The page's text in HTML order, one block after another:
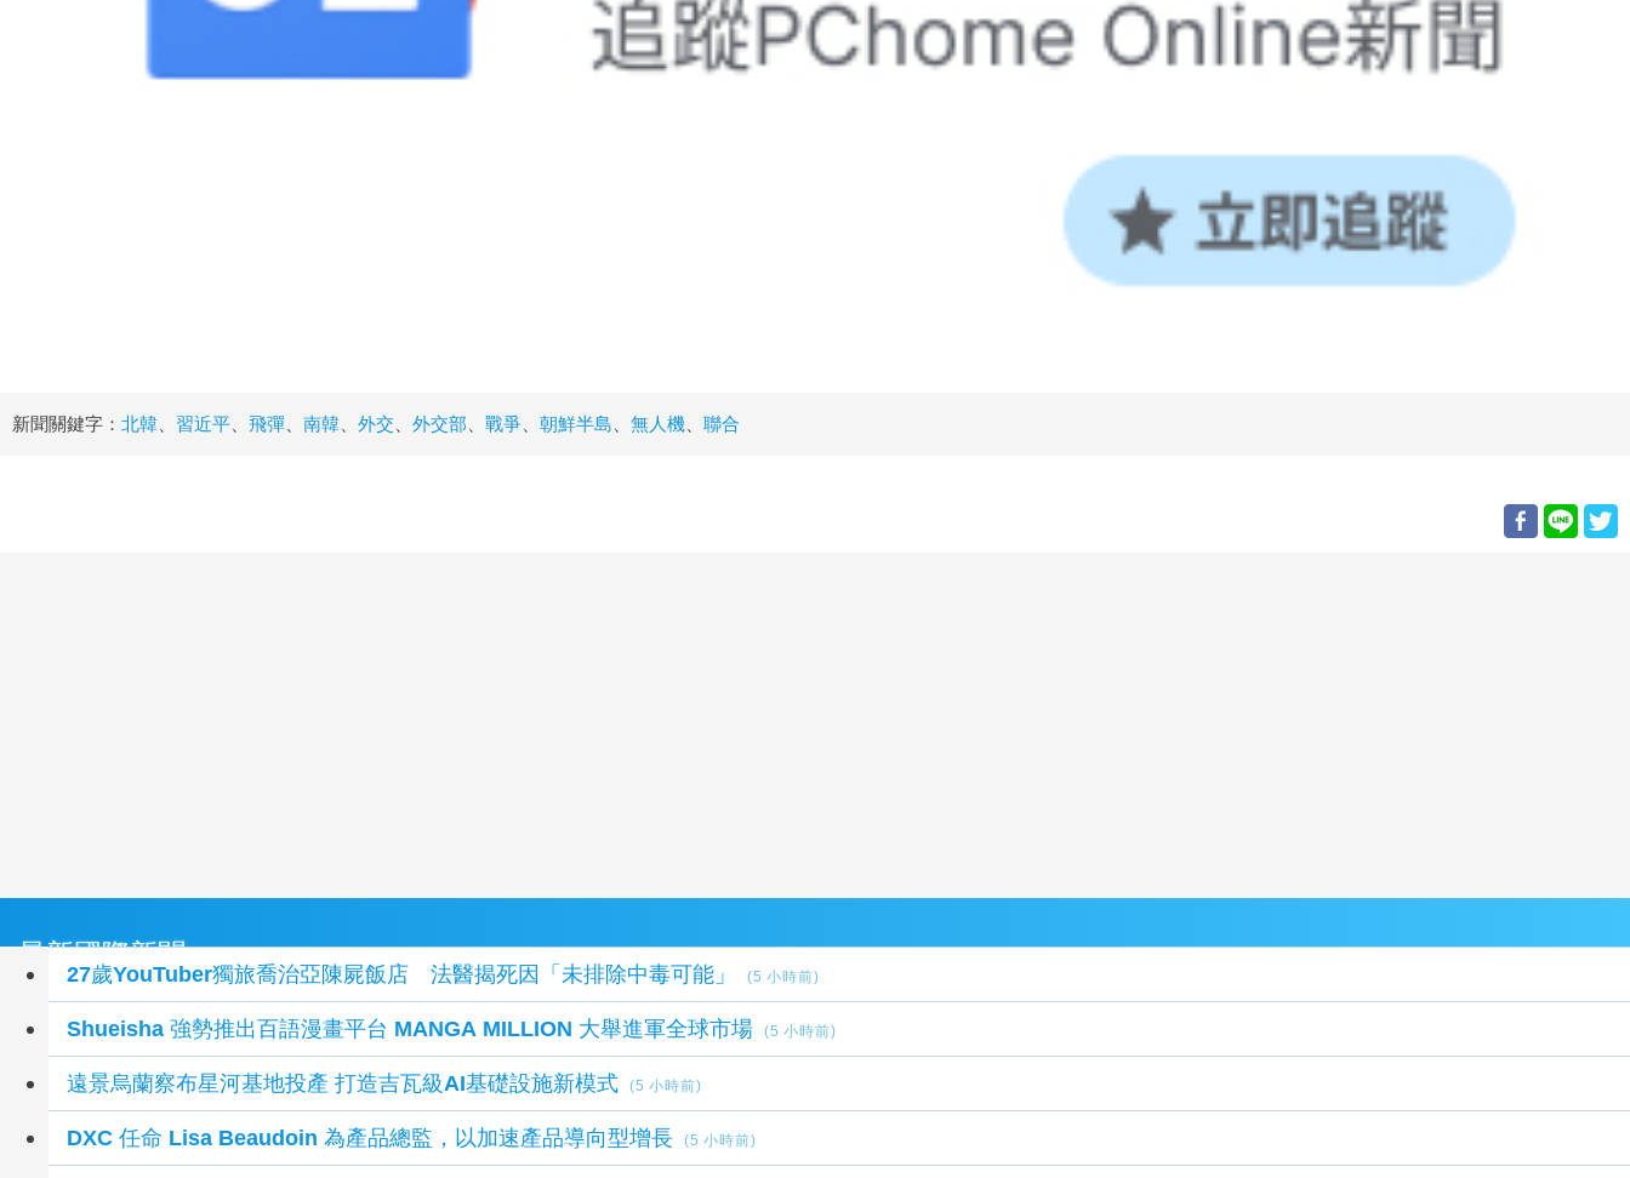
新聞關鍵字： 北韓、 習近平、 飛彈、 南韓、 外交、 外交部、 戰爭、 朝鮮半島、 無人機、 聯合
最新國際新聞
27歲YouTuber獨旅喬治亞陳屍飯店 法醫揭死因「未排除中毒可能」 (5 小時前)
Shueisha 強勢推出百語漫畫平台 MANGA MILLION 大舉進軍全球市場 (5 小時前)
遠景烏蘭察布星河基地投產 打造吉瓦級AI基礎設施新模式 (5 小時前)
DXC 任命 Lisa Beaudoin 為產品總監，以加速產品導向型增長 (5 小時前)